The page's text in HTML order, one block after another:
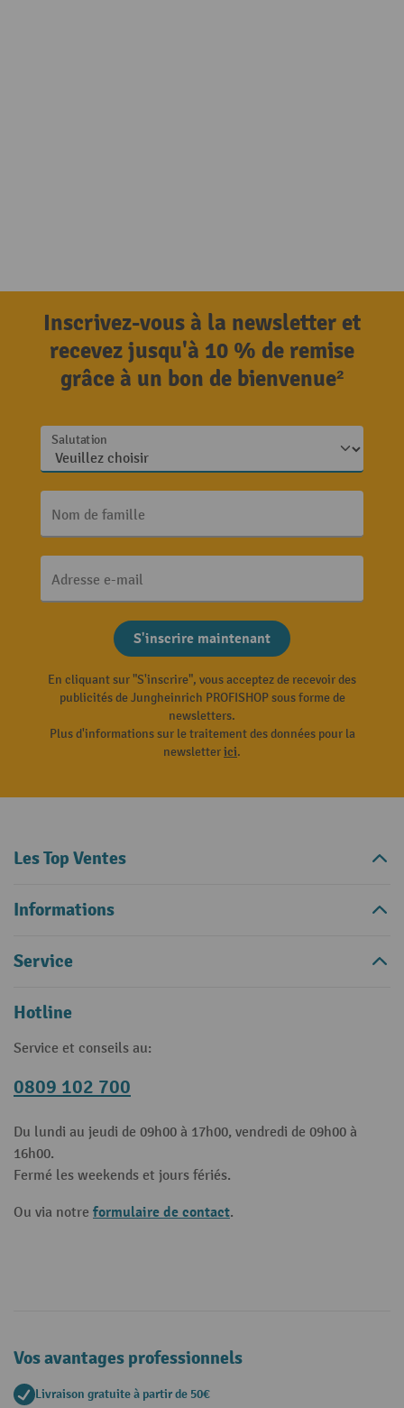
Inscrivez-vous à la newsletter et
recevez jusqu'à 10 % de remise
grâce à un bon de bienvenue²
Salutation
Nom de famille
Adresse e-mail
S'inscrire maintenant
En cliquant sur "S'inscrire", vous acceptez de recevoir des
publicités de Jungheinrich PROFISHOP sous forme de
newsletters.
Plus d'informations sur le traitement des données pour la
newsletterici.
Les Top Ventes
Informations
Service
Hotline
Service et conseils au:
0809 102 700
Du lundi au jeudi de 09h00 à 17h00, vendredi de 09h00 à
16h00.
Fermé les weekends et jours fériés.
Ou via notre formulaire de contact.
Vos avantages professionnels
Livraison gratuite à partir de 50€